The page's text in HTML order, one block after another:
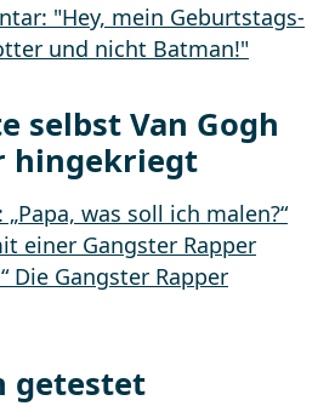
selbst Van Gogh
hingekriegt
getestet